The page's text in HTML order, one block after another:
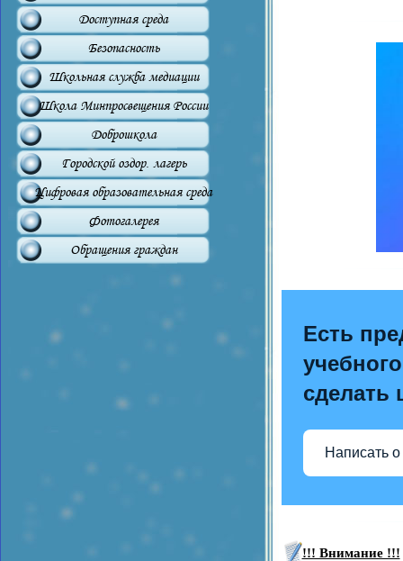
Доступная среда
Безопасность
Школьная служба медиации
Школа Минпросвещения России
Доброшкола
Городской оздор. лагерь
Цифровая образовательная среда
Фотогалерея
Обращения граждан
Есть
сделать
Написать
!!! Внимание !!!